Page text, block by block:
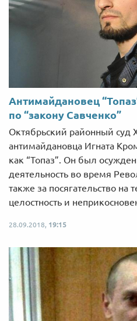
Антимайдановец
по “закону Савченко”
Октябрьский районный суд
антимайдановца Игната
как “Топаз”. Он был осужден
деятельность во время
также за посягательство на
целостность и
28.09.2018, 19:15